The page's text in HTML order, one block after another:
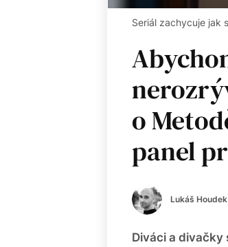
Seriál zachycuje jak
o
panel
Lukáš Houdek
Diváci a divačky